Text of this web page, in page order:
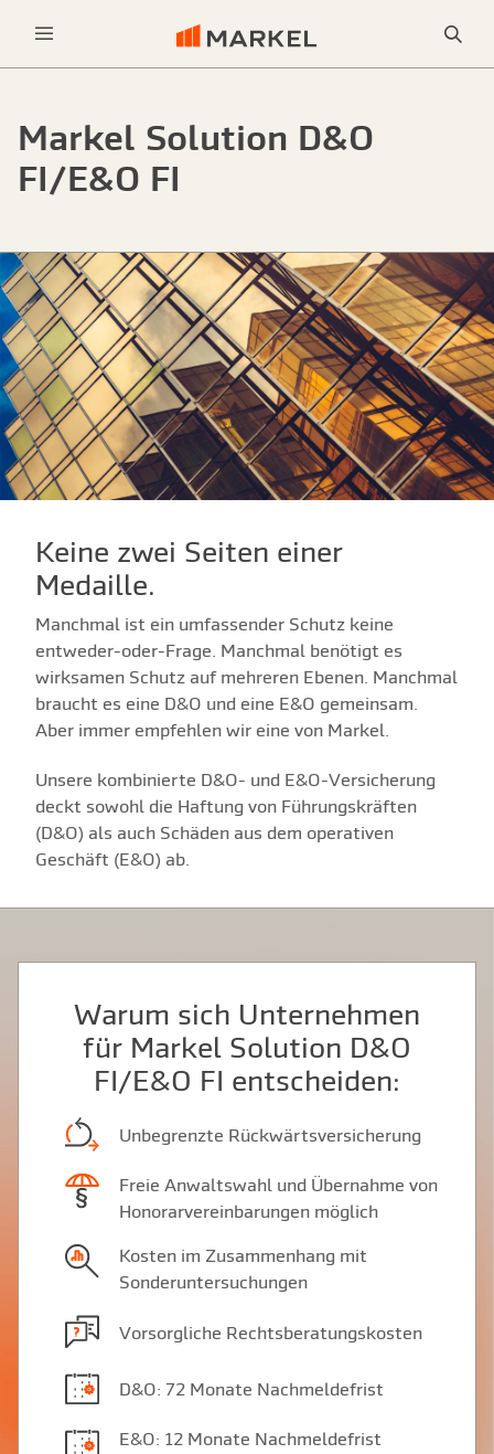
Markel Solution D&O
FI/E&O FI
Keine zwei Seiten einer
Medaille.
Manchmal ist ein umfassender Schutz keine
entweder-oder-Frage. Manchmal benötigt es
wirksamen Schutz auf mehreren Ebenen. Manchmal
braucht es eine D&O und eine E&O gemeinsam.
Aber immer empfehlen wir eine von Markel.
Unsere kombinierte D&O- und E&O-Versicherung
deckt sowohl die Haftung von Führungskräften
(D&O) als auch Schäden aus dem operativen
Geschäft (E&O) ab.
Warum sich Unternehmen
für Markel Solution D&O
FI/E&O FI entscheiden:
Unbegrenzte Rückwärtsversicherung
Freie Anwaltswahl und Übernahme von
Honorarvereinbarungen möglich
Kosten im Zusammenhang mit
Sonderuntersuchungen
Vorsorgliche Rechtsberatungskosten
D&O: 72 Monate Nachmeldefrist
E&O: 12 Monate Nachmeldefrist